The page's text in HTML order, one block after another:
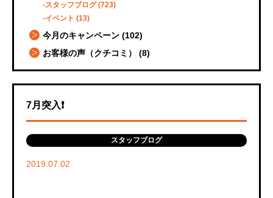
スタッフブログ(723)
イベント (13)
今月のキャンペーン (102)
お客様の声（クチコミ）
(8)
7月突入❗️
スタッフブログ
2019.07.02